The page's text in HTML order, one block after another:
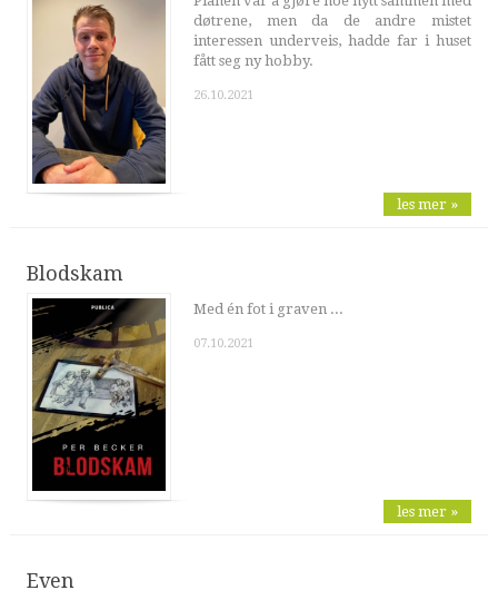
døtrene, men da de andre mistet
interessen underveis, hadde far i huset
fått seg ny hobby.
26.10.2021
les mer »
Blodskam
Med én fot i graven ...
07.10.2021
les mer »
Even